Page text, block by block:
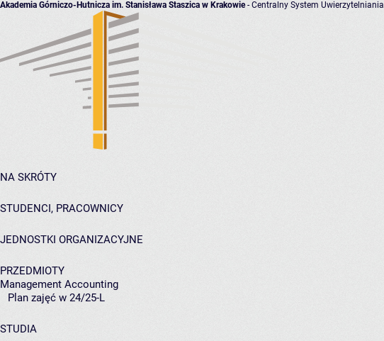
Akademia Górniczo-Hutnicza im. Stanisława Staszica w Krakowie- Centralny System Uwierzytelniania
NA SKRÓTY
STUDENCI, PRACOWNICY
JEDNOSTKI ORGANIZACYJNE
PRZEDMIOTY
Management Accounting
Plan zajęć w 24/25-L
STUDIA